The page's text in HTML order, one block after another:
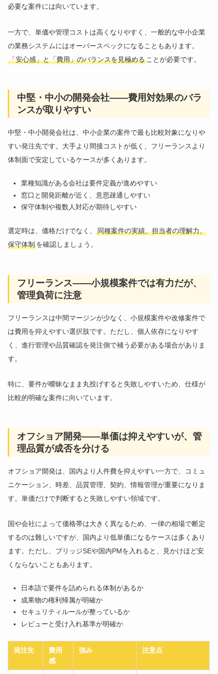
必要な案件には向いています。
一方で、単価や管理コストは高くなりやすく、一般的な中小企業
の業務システムにはオーバースペックになることもあります。
「安心感」と「費用」のバランスを見極める ことが必要です。
中堅・中小の開発会社——費用対効果のバラ
ンスが取りやすい
中堅・中小開発会社は、中小企業の案件で最も比較対象になりや
すい発注先です。大手より間接コストが低く、フリーランスより
体制面で安定しているケースが多くあります。
業種知識がある会社は要件定義が進めやすい
窓口と開発距離が近く、意思疎通しやすい
保守体制や複数人対応が期待しやすい
選定時は、価格だけでなく、同種案件の実績、担当者の理解力、
保守体制を確認しましょう。
フリーランス——小規模案件では有力だが、
管理負荷に注意
フリーランスは中間マージンが少なく、小規模案件や改修案件で
は費用を抑えやすい選択肢です。ただし、個人依存になりやす
く、進行管理や品質確認を発注側で補う必要がある場合がありま
す。
特に、要件が曖昧なまま丸投げすると失敗しやすいため、仕様が
比較的明確な案件に向いています。
オフショア開発——単価は抑えやすいが、管
理品質が成否を分ける
オフショア開発は、国内より人件費を抑えやすい一方で、コミュ
ニケーション、時差、品質管理、契約、情報管理が重要になりま
す。単価だけで判断すると失敗しやすい領域です。
国や会社によって価格帯は大きく異なるため、一律の相場で断定
するのは難しいですが、国内より低単価になるケースは多くあり
ます。ただし、ブリッジSEや国内PMを入れると、見かけほど安
くならないこともあります。
日本語で要件を詰められる体制があるか
成果物の権利帰属が明確か
セキュリティルールが整っているか
レビューと受け入れ基準が明確か
発注先
費用
感
強み 注意点